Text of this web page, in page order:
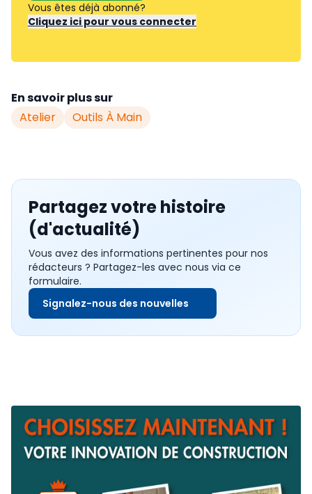
Vous êtes déjà abonné?
Cliquez ici pour vous connecter
En savoir plus sur
Atelier
Outils À Main
Partagez votre histoire
(d'actualité)
Vous avez des informations pertinentes pour nos
rédacteurs ? Partagez-les avec nous via ce
formulaire.
Signalez-nous des nouvelles